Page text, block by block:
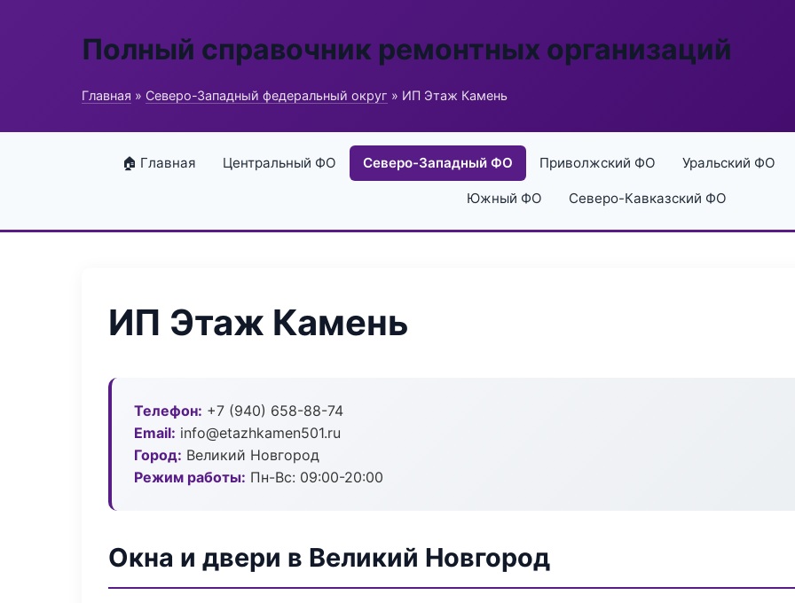
Полный справочник ремонтных организаций
Главная » Северо-Западный федеральный округ » ИП Этаж Камень
🏠 Главная Центральный ФО Северо-Западный ФО Приволжский ФО Уральский ФО
Южный ФО Северо-Кавказский ФО
ИП Этаж Камень
Телефон: +7 (940) 658-88-74
Email: info@etazhkamen501.ru
Город: Великий Новгород
Режим работы: Пн-Вс: 09:00-20:00
Окна и двери в Великий Новгород